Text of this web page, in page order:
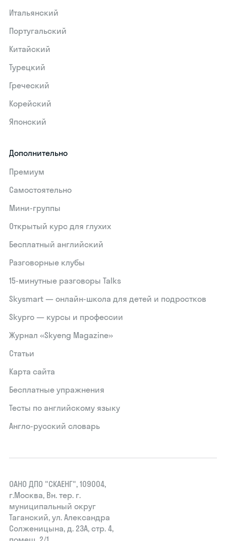
Итальянский
Португальский
Китайский
Турецкий
Греческий
Корейский
Японский
Дополнительно
Премиум
Самостоятельно
Мини-группы
Открытый курс для глухих
Бесплатный английский
Разговорные клубы
15‑минутные разговоры Talks
Skysmart — онлайн-школа для детей и подростков
Skypro — курсы и профессии
Журнал «Skyeng Magazine»
Статьи
Карта сайта
Бесплатные упражнения
Тесты по английскому языку
Англо-русский словарь
ОАНО ДПО "СКАЕНГ", 109004,
г.Москва, Вн. тер. г.
муниципальный округ
Таганский, ул. Александра
Солженицына, д. 23А, стр. 4,